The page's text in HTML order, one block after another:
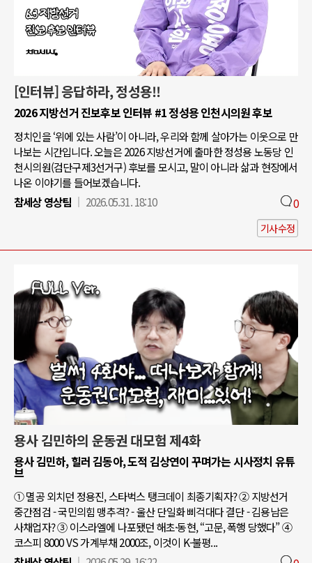
[인터뷰] 응답하라, 정성용!!
2026 지방선거 진보후보 인터뷰 #1 정성용 인천시의원 후보
정치인을 ‘위에 있는 사람’이 아니라, 우리와 함께 살아가는 이웃으로 만
나보는 시간입니다. 오늘은 2026 지방선거에 출마한 정성용 노동당 인
천시의원(검단구제3선거구) 후보를 모시고, 말이 아니라 삶과 현장에서
나온 이야기를 들어보겠습니다.
참세상 영상팀
2026.05.31. 18:10 0
기사수정
용사 김민하의 운동권 대모험 제4화
용사 김민하, 힐러 김동아, 도적 김상연이 꾸며가는 시사정치 유튜
브
① 멸공 외치던 정용진, 스타벅스 탱크데이 최종기획자? ② 지방선거
중간점검 - 국민의힘 맹추격? - 울산 단일화 삐걱대다 결단 - 김용남은
사채업자? ③ 이스라엘에 나포됐던 해초·동현, “고문, 폭행 당했다” ④
코스피 8000 VS 가계부채 2000조, 이것이 K-불평...